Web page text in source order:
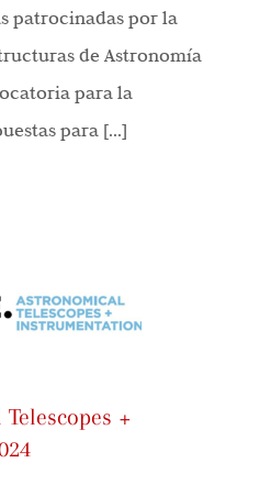
patrocinadas por la
de Astronomía
para la
para [...]
+